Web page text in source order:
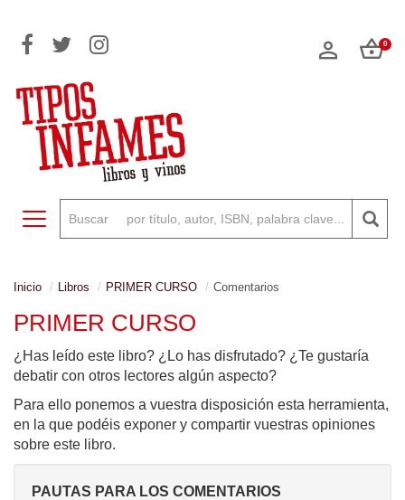
0
Toggle navigation
Inicio Libros PRIMER CURSO Comentarios
PRIMER CURSO
¿Has leído este libro? ¿Lo has disfrutado? ¿Te gustaría
debatir con otros lectores algún aspecto?
Para ello ponemos a vuestra disposición esta herramienta,
en la que podéis exponer y compartir vuestras opiniones
sobre este libro.
PAUTAS PARA LOS COMENTARIOS